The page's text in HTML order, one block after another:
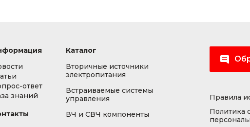
ответ
знаний
Каталог
Вторичные источники
электропитания
Встраиваемые системы
управления
ВЧ и СВЧ компоненты
Правила
Политика